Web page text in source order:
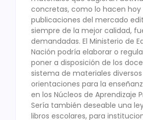
concretas, como lo hacen hoy
publicaciones del mercado
siempre de la mejor calidad,
demandadas. El Ministerio de
Nación podría elaborar o
poner a disposición de los
sistema de materiales
orientaciones para la
en los Núcleos de Aprendizaje
Sería también deseable una
libros escolares, para